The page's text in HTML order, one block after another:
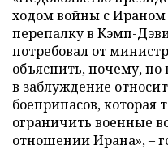
ходом войны с Ираном
перепалку в Кэмп-
потребовал от
объяснить, почему, по
в заблуждение
боеприпасов, которая
ограничить военные
отношении Ирана», –